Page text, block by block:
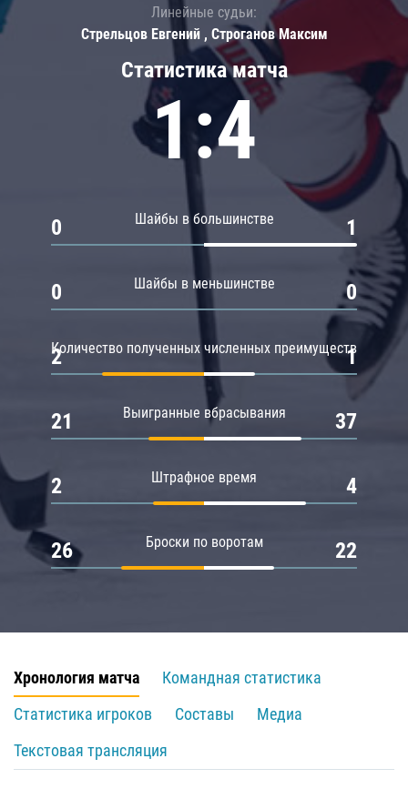
Статистика матча
1:4
Шайбы в большинстве
0 1
Шайбы в меньшинстве
0 0
Количество полученных численных преимуществ
2 1
Выигранные вбрасывания
21 37
Штрафное время
2 4
Броски по воротам
26 22
Линейные судьи:
Стрельцов Евгений , Строганов Максим
Хронология матча
Командная статистика
Статистика игроков
Составы
Медиа
Текстовая трансляция